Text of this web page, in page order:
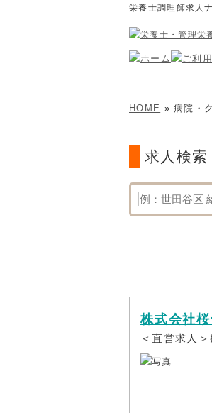
栄養士調理師求人
HOME » 病院・
求人検索
株式会社
＜直営求人